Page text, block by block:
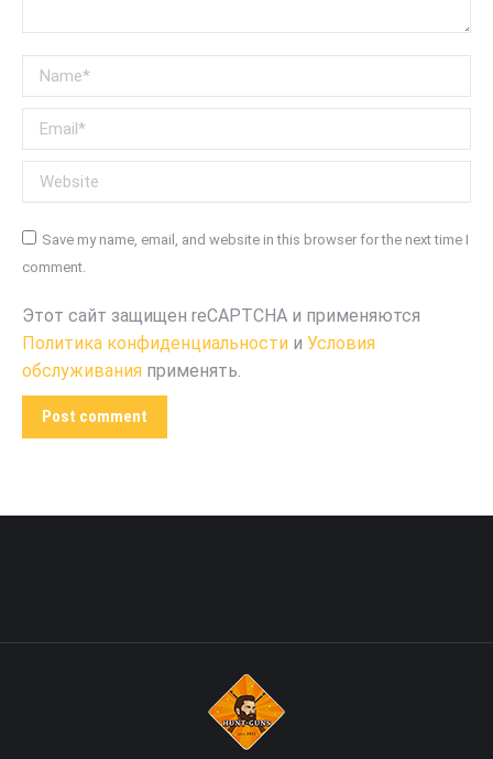
Name *
Email *
Website
Save my name, email, and website in this browser for the next time I
comment.
Этот сайт защищен reCAPTCHA и применяются
Политика конфиденциальности и Условия
обслуживания применять.
Post comment